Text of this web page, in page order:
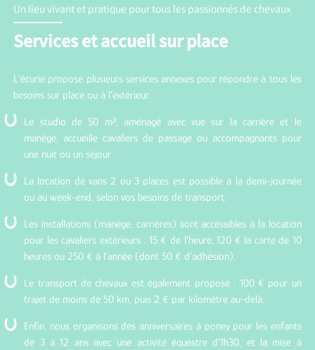
Un lieu vivant et pratique pour tous les passionnés de chevaux
Services et accueil sur place
L’écurie propose plusieurs services annexes pour répondre à tous les
besoins sur place ou à l’extérieur.
Le studio de 50 m², aménagé avec vue sur la carrière et le
manège, accueille cavaliers de passage ou accompagnants pour
une nuit ou un séjour.
La location de vans 2 ou 3 places est possible à la demi-journée
ou au week-end, selon vos besoins de transport.
Les installations (manège, carrières) sont accessibles à la location
pour les cavaliers extérieurs : 15 € de l’heure, 120 € la carte de 10
heures ou 250 € à l’année (dont 50 € d’adhésion).
Le transport de chevaux est également proposé : 100 € pour un
trajet de moins de 50 km, puis 2 € par kilomètre au-delà.
Enfin, nous organisons des anniversaires à poney pour les enfants
de 3 à 12 ans avec une activité équestre d’1h30, et la mise à